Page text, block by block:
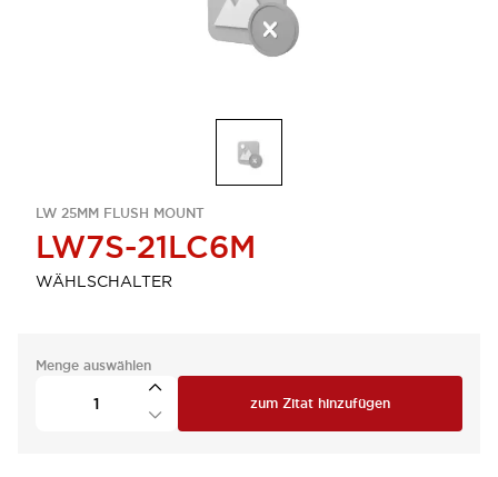
LW 25MM FLUSH MOUNT
LW7S-21LC6M
WÄHLSCHALTER
Menge auswählen
zum Zitat hinzufügen